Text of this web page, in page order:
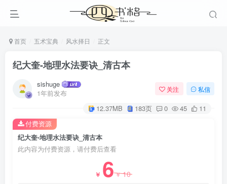
首页 五术宝典 风水择日 正文
纪大奎-地理水法要诀_清古本
sishuge
1年前发布
关注 私信
12.37MB 183页 0 45 11
纪大奎-地理水法要诀_清古本
此内容为付费资源，请付费后查看
￥ 6￥10
付费资源